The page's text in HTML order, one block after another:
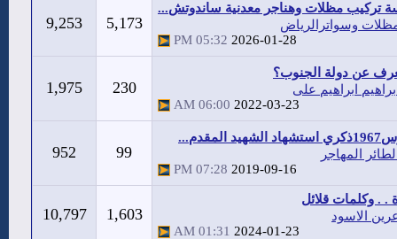
تركيب مظلات وهناجر معدنية ساندوتش...
وسواترالرياض
2026-01-28
05:32 PM
5,173
9,253
عن دولة الجنوب؟
ابراهيم على
2022-03-23
06:00 AM
230
1,975
المهاجر
2019-09-16
07:28 PM
99
952
. . وكلمات قلائل
الاسود
2024-01-23
01:31 AM
1,603
10,797